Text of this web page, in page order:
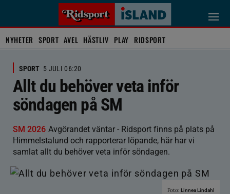
NYHETER SPORT AVEL HÄSTLIV PLAY RIDSPORT
SPORT 5 JULI 06:20
Allt du behöver veta inför
söndagen på SM
SM 2026 Avgörandet väntar - Ridsport finns på plats på
Himmelstalund och rapporterar löpande, här har vi
samlat allt du behöver veta inför söndagen.
Foto: Linnea Lindahl